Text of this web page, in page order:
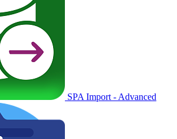
SPA Import - Advanced